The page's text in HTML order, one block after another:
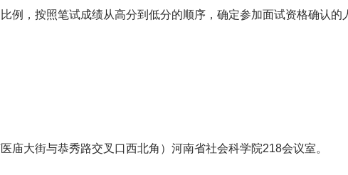
例，按照笔试成绩从高分到低分的顺序，确定参加面试资格确认的
庙大街与恭秀路交叉口西北角）河南省社会科学院218会议室。